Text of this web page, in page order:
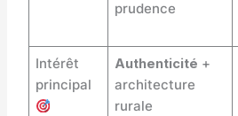
prudence
Intérêt
principal
Authenticité +
architecture
rurale